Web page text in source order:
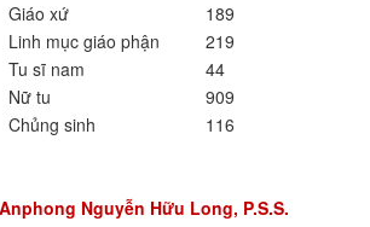
Giáo xứ
189
Linh mục giáo phận
219
Tu sĩ nam
44
Nữ tu
909
Chủng sinh
116
Nguyễn Hữu Long, P.S.S.